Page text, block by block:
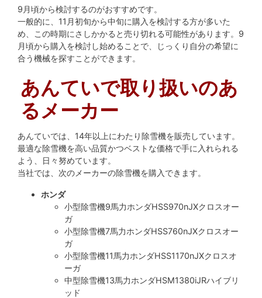
9月頃から検討するのがおすすめです。
一般的に、11月初旬から中旬に購入を検討する方が多いた
め、この時期にさしかかると売り切れる可能性があります。9
月頃から購入を検討し始めることで、じっくり自分の希望に
合う機械を探すことができます。
あんていで取り扱いのあ
るメーカー
あんていでは、14年以上にわたり除雪機を販売しています。
最適な除雪機を高い品質かつベストな価格で手に入れられる
よう、日々努めています。
当社では、次のメーカーの除雪機を購入できます。
ホンダ
小型除雪機9馬力ホンダHSS970nJXクロスオー
ガ
小型除雪機7馬力ホンダHSS760nJXクロスオー
ガ
小型除雪機11馬力ホンダHSS1170nJXクロスオ
ーガ
中型除雪機13馬力ホンダHSM1380iJRハイブリ
ッド